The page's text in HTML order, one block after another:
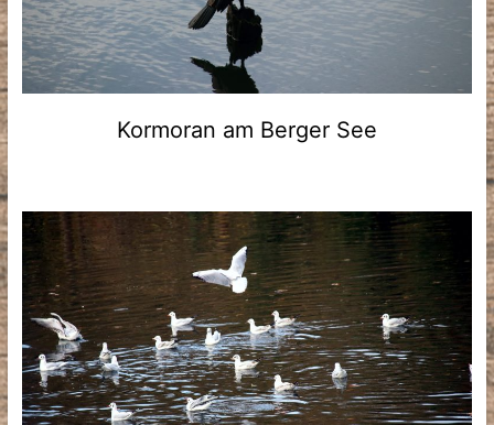
Kormoran am Berger See